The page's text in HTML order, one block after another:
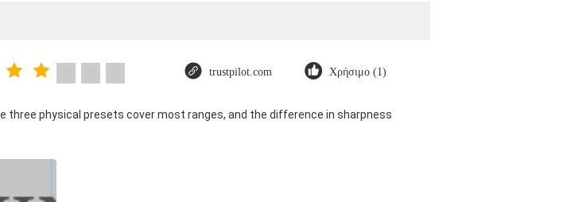
trustpilot.com Χρήσιμο (1)
three physical presets cover most ranges, and the difference in sharpness